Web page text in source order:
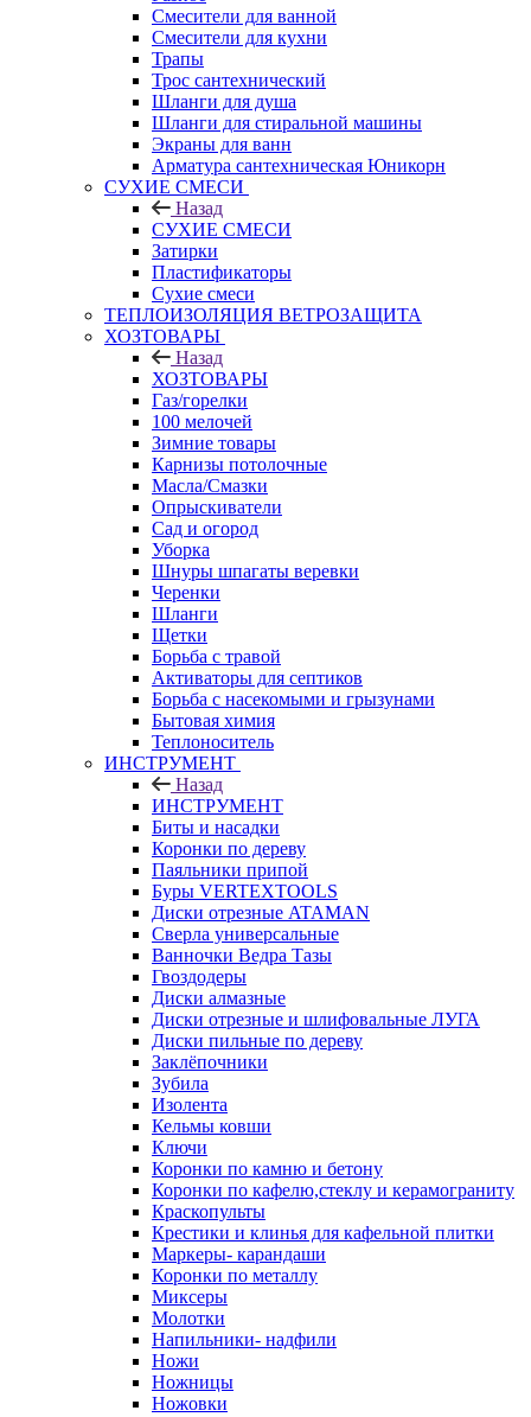
Смесители для ванной
Смесители для кухни
Трапы
Трос сантехнический
Шланги для душа
Шланги для стиральной машины
Экраны для ванн
Арматура сантехническая Юникорн
СУХИЕ СМЕСИ
Назад
СУХИЕ СМЕСИ
Затирки
Пластификаторы
Сухие смеси
ТЕПЛОИЗОЛЯЦИЯ ВЕТРОЗАЩИТА
ХОЗТОВАРЫ
Назад
ХОЗТОВАРЫ
Газ/горелки
100 мелочей
Зимние товары
Карнизы потолочные
Масла/Смазки
Опрыскиватели
Сад и огород
Уборка
Шнуры шпагаты веревки
Черенки
Шланги
Щетки
Борьба с травой
Активаторы для септиков
Борьба с насекомыми и грызунами
Бытовая химия
Теплоноситель
ИНСТРУМЕНТ
Назад
ИНСТРУМЕНТ
Биты и насадки
Коронки по дереву
Паяльники припой
Буры VERTEXTOOLS
Диски отрезные ATAMAN
Сверла универсальные
Ванночки Ведра Тазы
Гвоздодеры
Диски алмазные
Диски отрезные и шлифовальные ЛУГА
Диски пильные по дереву
Заклёпочники
Зубила
Изолента
Кельмы ковши
Ключи
Коронки по камню и бетону
Коронки по кафелю,стеклу и керамограниту
Краскопульты
Крестики и клинья для кафельной плитки
Маркеры- карандаши
Коронки по металлу
Миксеры
Молотки
Напильники- надфили
Ножи
Ножницы
Ножовки